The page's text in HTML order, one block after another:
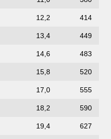
12,2 414
13,4 449
14,6 483
15,8 520
17,0 555
18,2 590
19,4 627